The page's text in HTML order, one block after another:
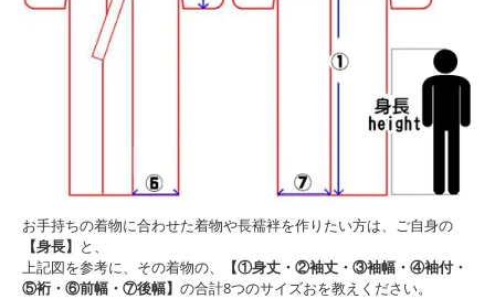
お手持ちの着物に合わせた着物や長襦袢を作りたい方は、ご自身の
【身長】 と、
上記図を参考に、その着物の、
【①身丈・②袖丈・③袖幅・④袖付・
⑤裄・⑥前幅・⑦後幅】 の合計8つのサイズおを教えください。